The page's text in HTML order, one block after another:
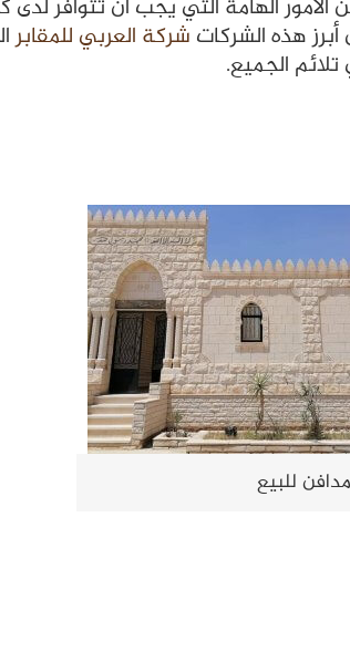
الهامة التي يجب أن تتوافر
هذه الشركات شركة العربي للمقابر
الجميع.
للبيع